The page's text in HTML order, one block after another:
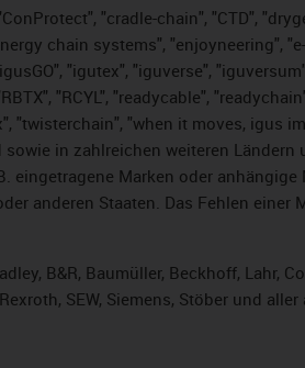
"cradle-chain", "CTD",
chain systems", "enjoyneering",
"igutex", "iguverse",
"RCYL", "readycable",
"twisterchain", "when it moves, igus
in zahlreichen weiteren
Marken oder
anderen Staaten. Das Fehlen einer
B&R, Baumüller, Beckhoff, Lahr,
SEW, Siemens, Stöber und